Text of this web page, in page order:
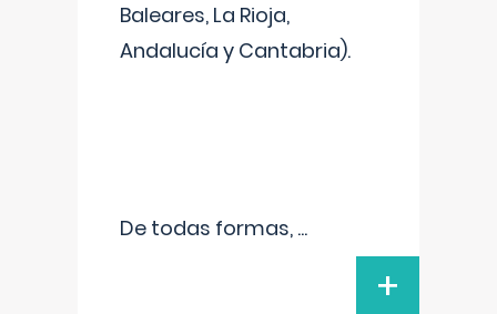
Baleares, La Rioja,
Andalucía y Cantabria).
De todas formas, ...
+